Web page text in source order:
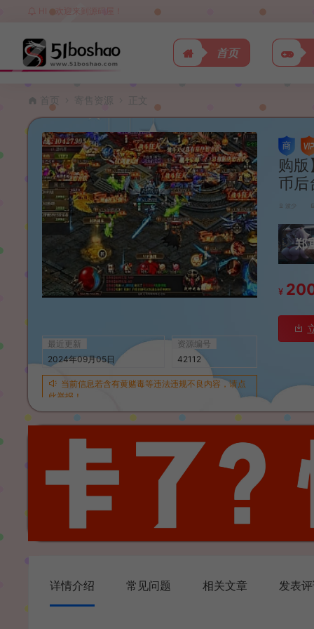
HI，欢迎来到源码屋！
首页
首页 寄售资源 正文
最近更新
2024年09月05日
资源编号
42112
当前信息若含有黄赌毒等违法违规不良内容，请点
此举报！
购
币后
波少
郑
¥
详情介绍 常见问题 相关文章 发表